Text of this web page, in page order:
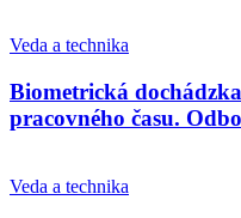
Veda a technika
Biometrická
pracovného času.
Veda a technika